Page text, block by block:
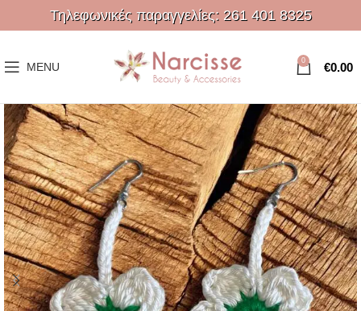
Τηλεφωνικές παραγγελίες: 261 401 8325
MENU 0 €0.00